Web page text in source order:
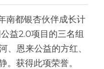
南都银杏伙伴成长计
益2.0项目的三名组
、恩来公益的方红、
。获得此项荣誉。